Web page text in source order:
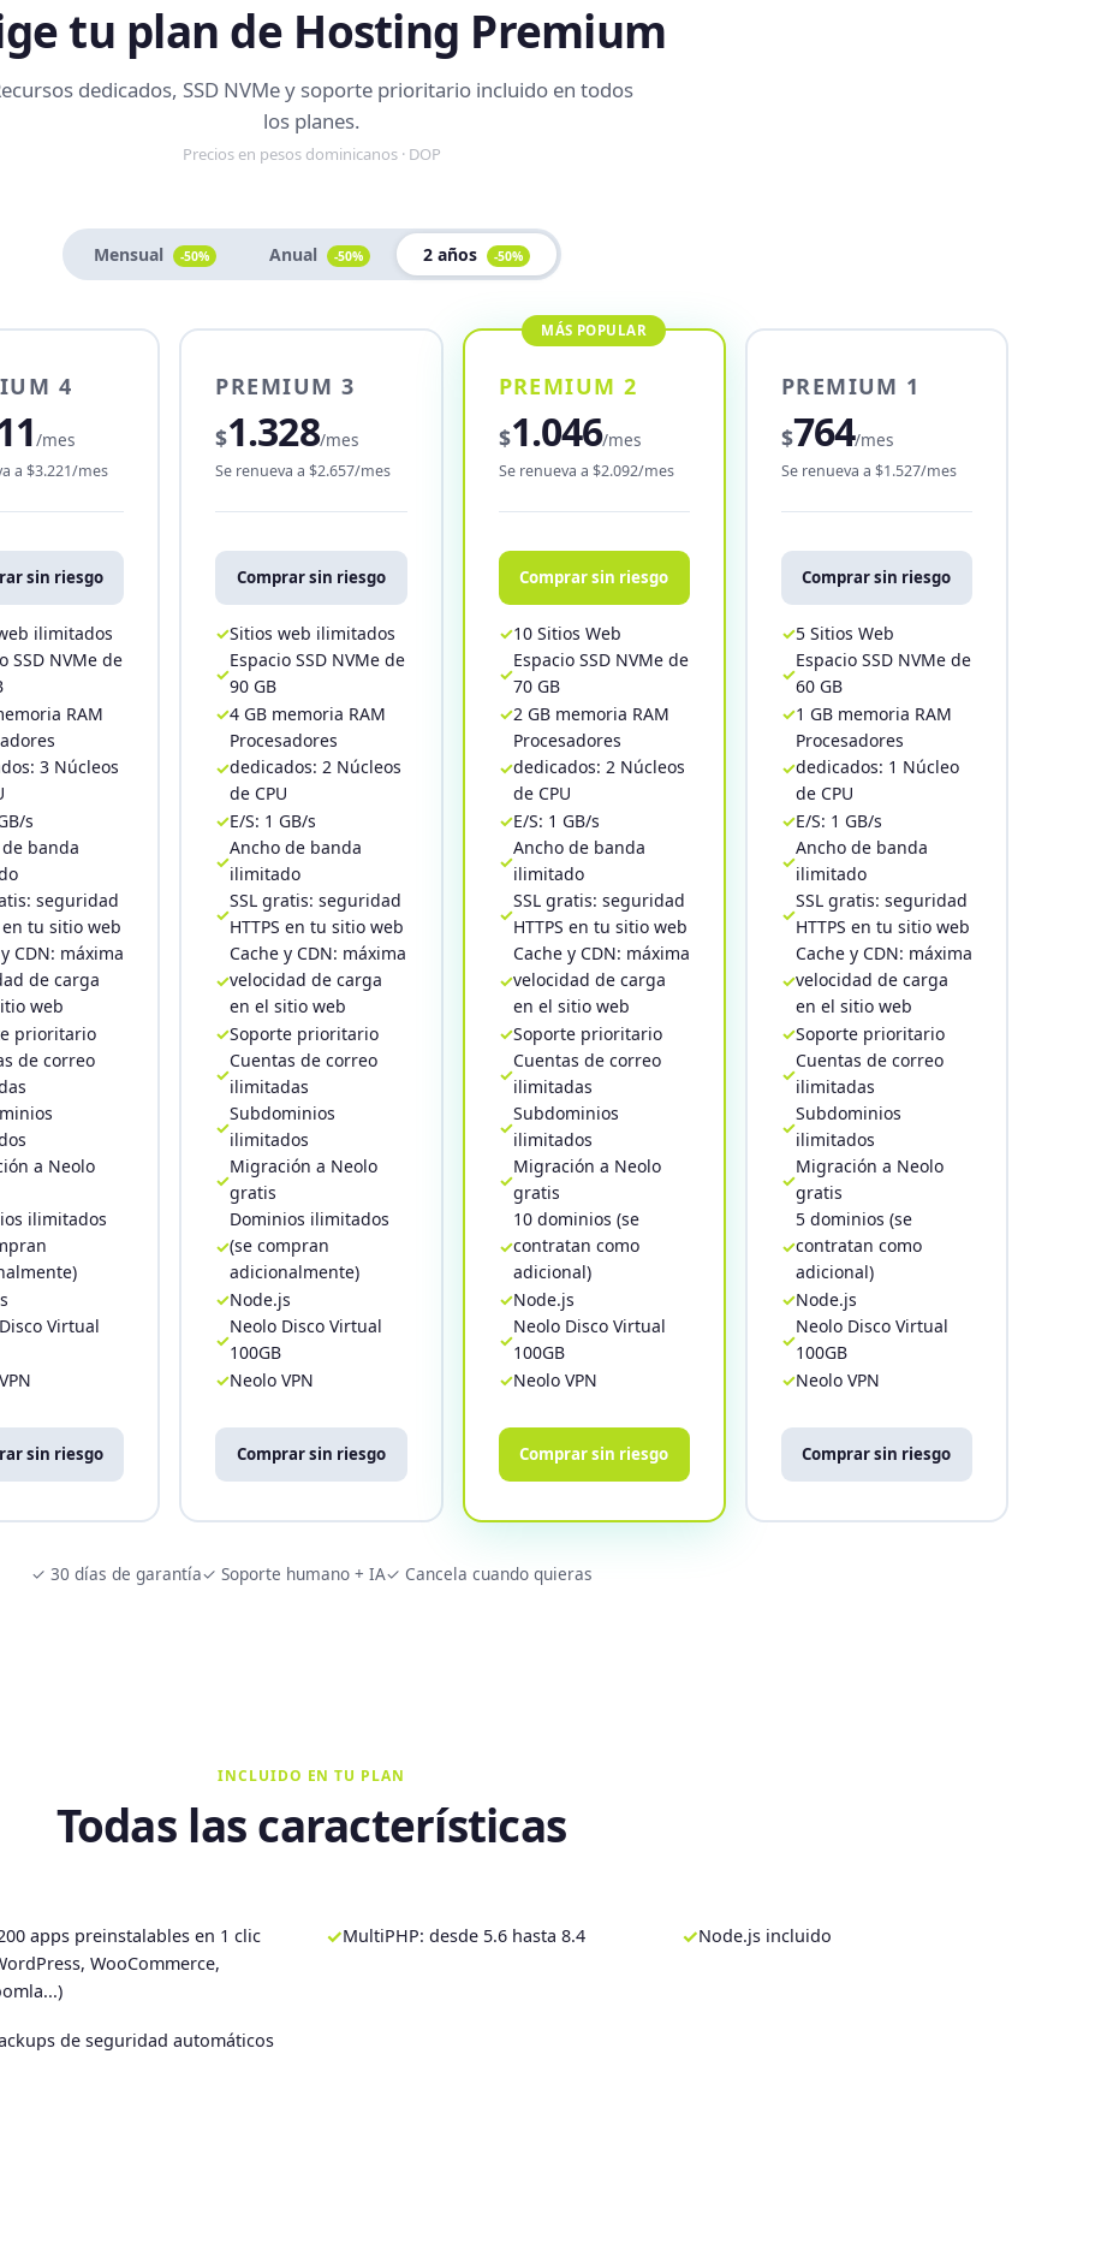
tu plan de Hosting Premium
dedicados, SSD NVMe y soporte prioritario incluido en todos
los planes.
Precios en pesos dominicanos · DOP
Mensual -50% Anual -50% 2 años -50%
4
/mes
a $3.221/mes
sin riesgo
ilimitados
SSD NVMe de
RAM
3 Núcleos
s
banda
seguridad
en tu sitio web
CDN: máxima
de carga
web
prioritario
de correo
a Neolo
ilimitados
Virtual
sin riesgo
PREMIUM 3
$1.328/mes
Se renueva a $2.657/mes
Comprar sin riesgo
Sitios web ilimitados
Espacio SSD NVMe de
90 GB
4 GB memoria RAM
Procesadores
dedicados: 2 Núcleos
de CPU
E/S: 1 GB/s
Ancho de banda
ilimitado
SSL gratis: seguridad
HTTPS en tu sitio web
Cache y CDN: máxima
velocidad de carga
en el sitio web
Soporte prioritario
Cuentas de correo
ilimitadas
Subdominios
ilimitados
Migración a Neolo
gratis
Dominios ilimitados
(se compran
adicionalmente)
Node.js
Neolo Disco Virtual
100GB
Neolo VPN
Comprar sin riesgo
PREMIUM 2
$1.046/mes
Se renueva a $2.092/mes
Comprar sin riesgo
10 Sitios Web
Espacio SSD NVMe de
70 GB
2 GB memoria RAM
Procesadores
dedicados: 2 Núcleos
de CPU
E/S: 1 GB/s
Ancho de banda
ilimitado
SSL gratis: seguridad
HTTPS en tu sitio web
Cache y CDN: máxima
velocidad de carga
en el sitio web
Soporte prioritario
Cuentas de correo
ilimitadas
Subdominios
ilimitados
Migración a Neolo
gratis
10 dominios (se
contratan como
adicional)
Node.js
Neolo Disco Virtual
100GB
Neolo VPN
Comprar sin riesgo
PREMIUM 1
$764/mes
Se renueva a $1.527/mes
Comprar sin riesgo
5 Sitios Web
Espacio SSD NVMe de
60 GB
1 GB memoria RAM
Procesadores
dedicados: 1 Núcleo
de CPU
E/S: 1 GB/s
Ancho de banda
ilimitado
SSL gratis: seguridad
HTTPS en tu sitio web
Cache y CDN: máxima
velocidad de carga
en el sitio web
Soporte prioritario
Cuentas de correo
ilimitadas
Subdominios
ilimitados
Migración a Neolo
gratis
5 dominios (se
contratan como
adicional)
Node.js
Neolo Disco Virtual
100GB
Neolo VPN
Comprar sin riesgo
✓ 30 días de garantía✓ Soporte humano + IA✓ Cancela cuando quieras
INCLUIDO EN TU PLAN
Todas las características
apps preinstalables en 1 clic
WooCommerce,
✓MultiPHP: desde 5.6 hasta 8.4 ✓Node.js incluido
de seguridad automáticos